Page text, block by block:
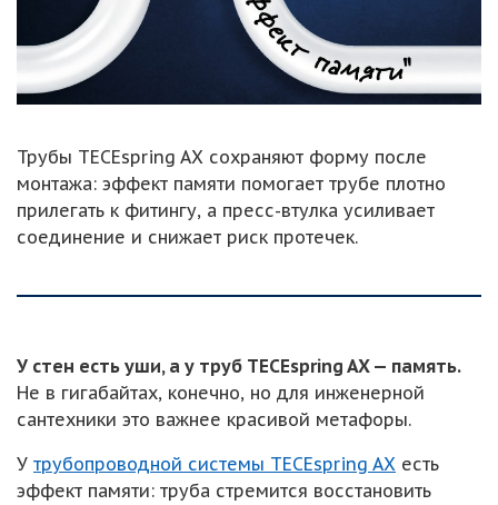
Трубы TECEspring AX сохраняют форму после
монтажа: эффект памяти помогает трубе плотно
прилегать к фитингу, а пресс-втулка усиливает
соединение и снижает риск протечек.
У стен есть уши, а у труб TECEspring AX — память.
Не в гигабайтах, конечно, но для инженерной
сантехники это важнее красивой метафоры.
У трубопроводной системы TECEspring AX есть
эффект памяти: труба стремится восстановить